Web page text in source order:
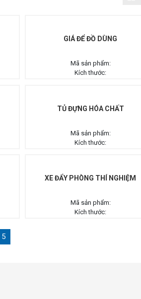
GIÁ ĐỂ ĐỒ DÙNG
Mã sản phẩm:
Kích thước:
TỦ ĐỰNG HÓA CHẤT
Mã sản phẩm:
Kích thước:
XE ĐẨY PHÒNG THÍ NGHIỆM
Mã sản phẩm:
Kích thước:
5